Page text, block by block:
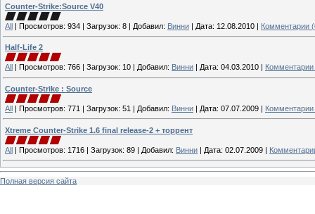
Counter-Strike:Source V40
All | Просмотров: 934 | Загрузок: 8 | Добавил: Винни | Дата: 12.08.2010 | Комментарии
Half-Life 2
All | Просмотров: 766 | Загрузок: 10 | Добавил: Винни | Дата: 04.03.2010 |
Counter-Strike : Source
All | Просмотров: 771 | Загрузок: 51 | Добавил: Винни | Дата: 07.07.2009 |
Xtreme Counter-Strike 1.6 final release-2 + торрент
All | Просмотров: 1716 | Загрузок: 89 | Добавил: Винни | Дата: 02.07.2009 |
Полная версия сайта